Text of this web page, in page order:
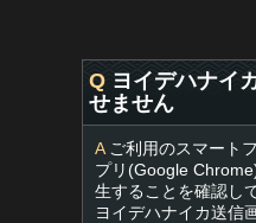
Q ヨイデハナイ
せません
Aご利用のスマート
プリ(Google
生することを確認し
ヨイデハナイカ送信